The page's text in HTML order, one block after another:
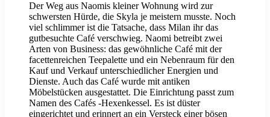
Der Weg aus Naomis kleiner Wohnung wird zur
schwersten Hürde, die Skyla je meistern musste. Noch
viel schlimmer ist die Tatsache, dass Milan ihr das
gutbesuchte Café verschwieg. Naomi betreibt zwei
Arten von Business: das gewöhnliche Café mit der
facettenreichen Teepalette und ein Nebenraum für den
Kauf und Verkauf unterschiedlicher Energien und
Dienste. Auch das Café wurde mit antiken
Möbelstücken ausgestattet. Die Einrichtung passt zum
Namen des Cafés -Hexenkessel. Es ist düster
eingerichtet und erinnert an ein Versteck einer bösen